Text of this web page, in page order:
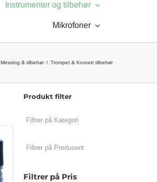
Instrumenter og tilbehør
Mikrofoner
Messing & tilbehør Trompet & Kornett tilbehør
Produkt filter
Filtrer på Pris